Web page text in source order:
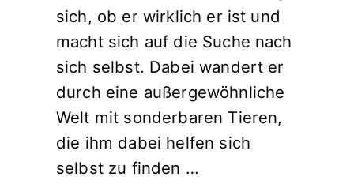
sich, ob er wirklich er ist und
macht sich auf die Suche nach
sich selbst. Dabei wandert er
durch eine außergewöhnliche
Welt mit sonderbaren Tieren,
die ihm dabei helfen sich
selbst zu finden …